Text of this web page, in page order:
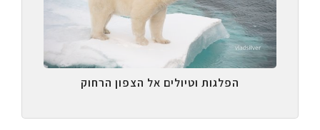
הפלגות וטיולים אל הצפון הרחוק